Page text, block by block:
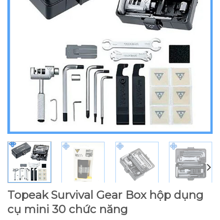
Topeak Survival Gear Box hộp dụng
cụ mini 30 chức năng